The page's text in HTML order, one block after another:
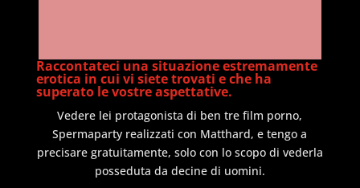
Raccontateci una situazione estremamente
erotica in cui vi siete trovati e che ha
superato le vostre aspettative.
Vedere lei protagonista di ben tre film porno,
Spermaparty realizzati con Matthard, e tengo a
precisare gratuitamente, solo con lo scopo di vederla
posseduta da decine di uomini.